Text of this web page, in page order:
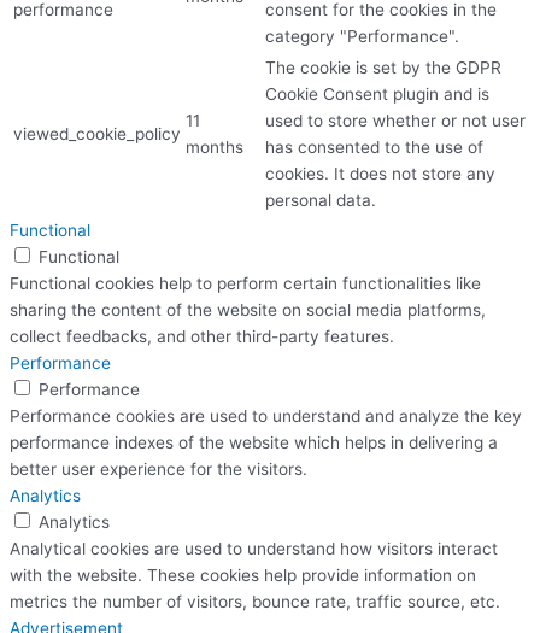
performance
consent for the cookies in the
category "Performance".
viewed_cookie_policy
11
months
The cookie is set by the GDPR
Cookie Consent plugin and is
used to store whether or not user
has consented to the use of
cookies. It does not store any
personal data.
Functional
Functional
Functional cookies help to perform certain functionalities like
sharing the content of the website on social media platforms,
collect feedbacks, and other third-party features.
Performance
Performance
Performance cookies are used to understand and analyze the key
performance indexes of the website which helps in delivering a
better user experience for the visitors.
Analytics
Analytics
Analytical cookies are used to understand how visitors interact
with the website. These cookies help provide information on
metrics the number of visitors, bounce rate, traffic source, etc.
Advertisement